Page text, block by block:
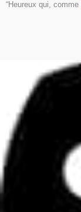
“Heureux qui, comme